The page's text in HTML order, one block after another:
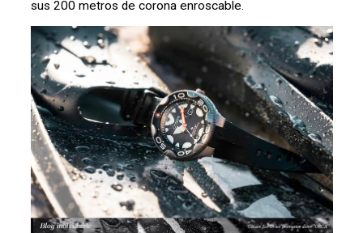
sus 200 metros de corona enroscable.